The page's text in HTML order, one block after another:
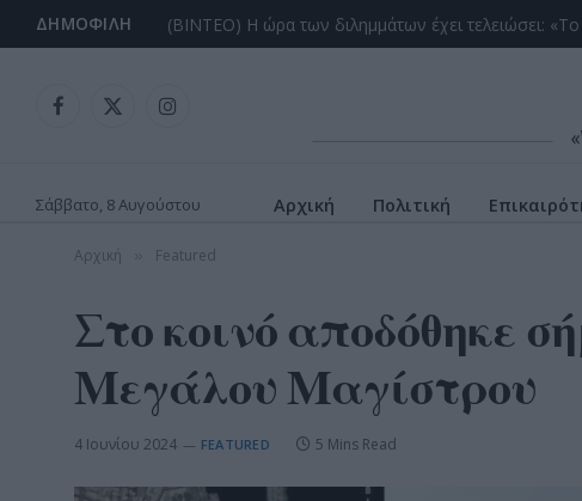
ΔΗΜΟΦΙΛΉ
Facebook
X
Instagram
Σάββατο, 8 Αυγούστου Αρχική Πολιτική
Αρχική Featured
Στο κοινό αποδόθηκε
Μεγάλου Μαγίστρου
4 Ιουνίου 2024 FEATURED 5 Mins Read